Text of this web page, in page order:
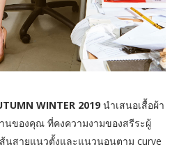
WINTER 2019นำเสนอเสื้อผ้า
นของคุณ ที่คงความงามของสรีระผู้
นสายแนวตั้งและแนวนอนตาม curve